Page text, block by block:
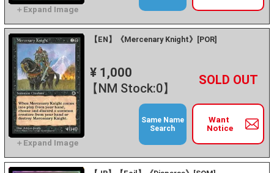
【EN】《Mercenary Knight》[POR]
¥ 1,000
【NM Stock:0】
－ +
Want
Notice
Same Name
Search